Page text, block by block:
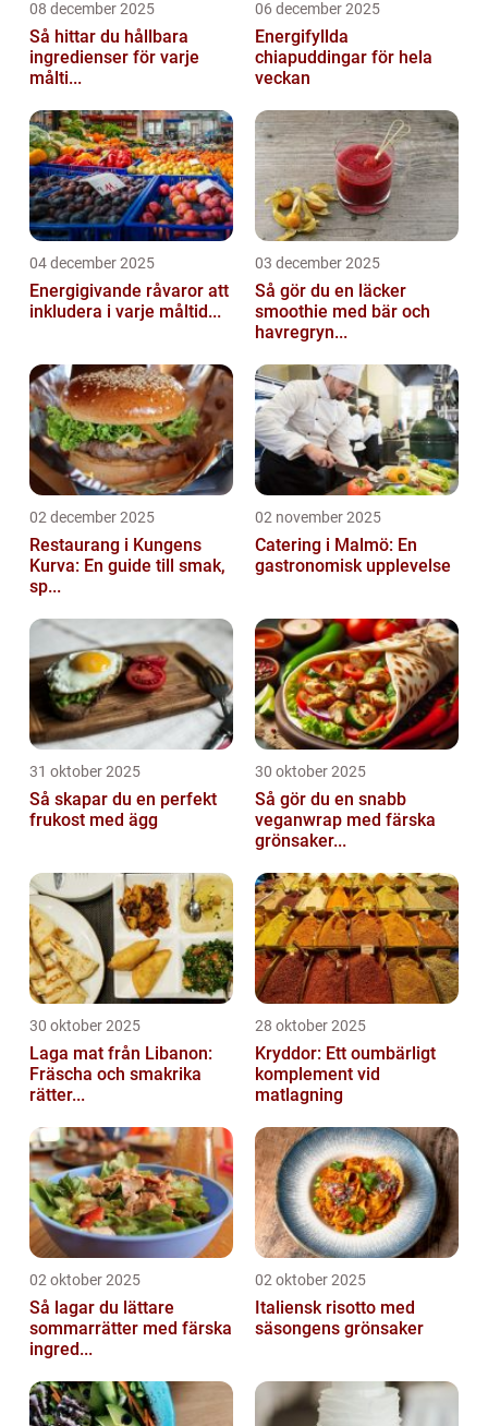
08 december 2025
Så hittar du hållbara
ingredienser för varje
målti...
06 december 2025
Energifyllda
chiapuddingar för hela
veckan
04 december 2025
Energigivande råvaror att
inkludera i varje måltid...
03 december 2025
Så gör du en läcker
smoothie med bär och
havregryn...
02 december 2025
Restaurang i Kungens
Kurva: En guide till smak,
sp...
02 november 2025
Catering i Malmö: En
gastronomisk upplevelse
31 oktober 2025
Så skapar du en perfekt
frukost med ägg
30 oktober 2025
Så gör du en snabb
veganwrap med färska
grönsaker...
30 oktober 2025
Laga mat från Libanon:
Fräscha och smakrika
rätter...
28 oktober 2025
Kryddor: Ett oumbärligt
komplement vid
matlagning
02 oktober 2025
Så lagar du lättare
sommarrätter med färska
ingred...
02 oktober 2025
Italiensk risotto med
säsongens grönsaker